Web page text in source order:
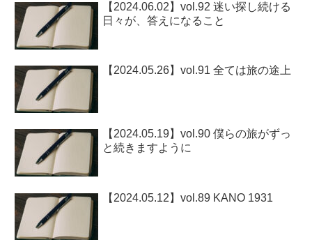
【2024.06.02】vol.92 迷い探し続ける
日々が、答えになること
【2024.05.26】vol.91 全ては旅の途上
【2024.05.19】vol.90 僕らの旅がずっ
と続きますように
【2024.05.12】vol.89 KANO 1931